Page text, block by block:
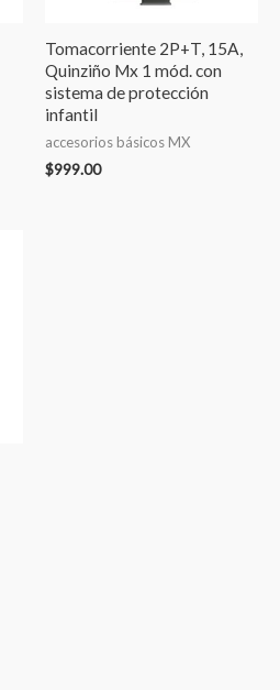
Tomacorriente 2P+T, 15A,
Quinziño Mx 1 mód. con
sistema de protección
infantil
accesorios básicos MX
$999.00